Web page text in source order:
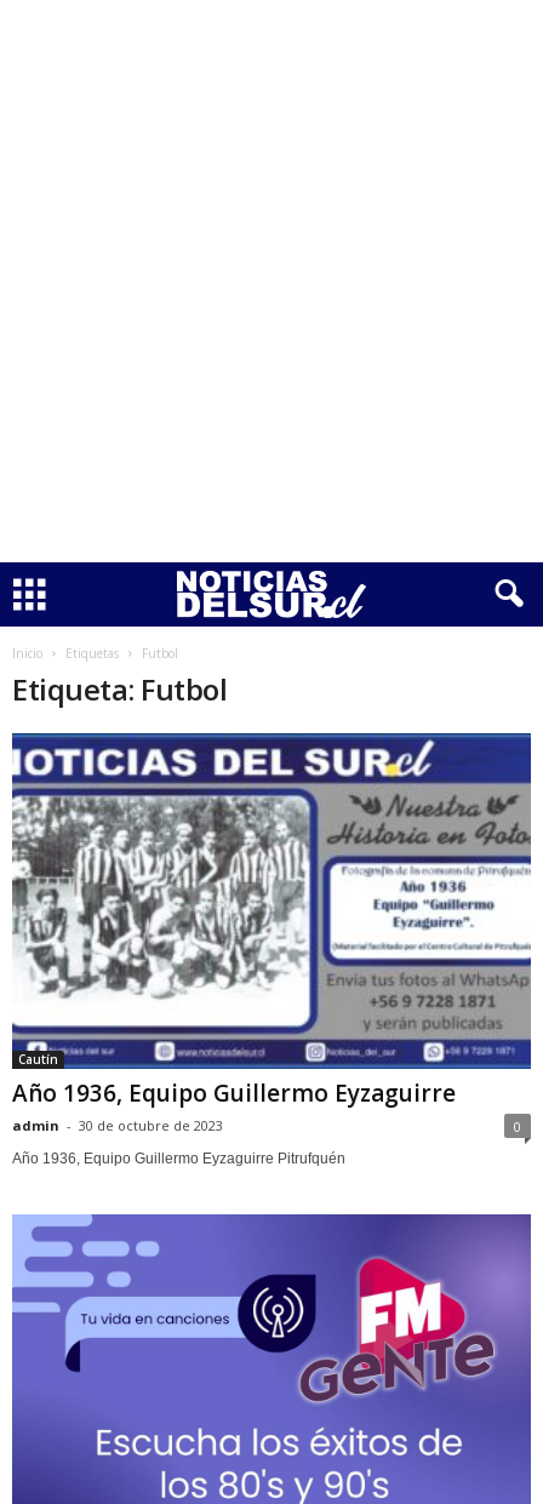
Inicio Etiquetas Futbol
Etiqueta: Futbol
Cautín
Año 1936, Equipo Guillermo Eyzaguirre
admin - 30 de octubre de 2023 0
Año 1936, Equipo Guillermo Eyzaguirre Pitrufquén